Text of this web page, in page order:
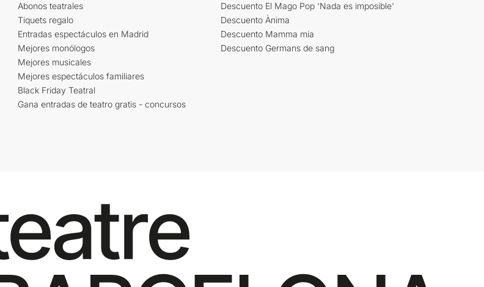
Abonos teatrales
Tiquets regalo
Entradas espectáculos en Madrid
Mejores monólogos
Mejores musicales
Mejores espectáculos familiares
Black Friday Teatral
Gana entradas de teatro gratis - concursos
Descuento El Mago Pop 'Nada es imposible'
Descuento Ànima
Descuento Mamma mia
Descuento Germans de sang